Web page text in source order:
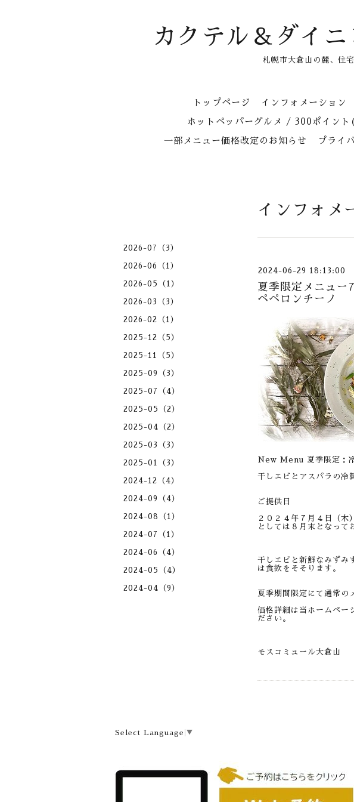
カクテル＆ダイ
札幌市大倉山の麓、住
トップページ インフォメーション
ホットペッパーグルメ / 300ポイン
一部メニュー価格改定のお知らせ プライ
インフォメ
2024-06-29 18:13:00
夏季限定メニュー
ペペロンチーノ
New Menu 夏季限定：
干しエビとアスパラの
ご提供日
２０２４年７月４日（
としては８月末となって
干しエビと新鮮なみずみ
は食欲をそそります。
夏季期間限定にて通常の
価格詳細は当ホームペー
ださい。
モスコミュール大倉山
2026-07（3）
2026-06（1）
2026-05（1）
2026-03（3）
2026-02（1）
2025-12（5）
2025-11（5）
2025-09（3）
2025-07（4）
2025-05（2）
2025-04（2）
2025-03（3）
2025-01（3）
2024-12（4）
2024-09（4）
2024-08（1）
2024-07（1）
2024-06（4）
2024-05（4）
2024-04（9）
Select Language ▼